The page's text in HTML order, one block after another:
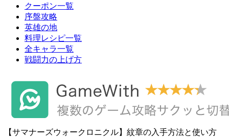
クーポン一覧
序盤攻略
英雄の地
料理レシピ一覧
全キャラ一覧
戦闘力の上げ方
【サマナーズウォークロニクル】紋章の入手方法と使い方